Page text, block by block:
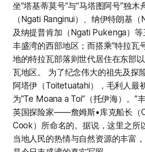
坐”塔基蒂莫号”与”马塔图阿号”独
（Ngati Ranginui）、纳伊特朗基
及纳提普肯加（Ngati Pukenga）
丰盛湾的西部地区；而搭乘”特拉瓦
地的特拉瓦部落则世代居住在东部
瓦地区。 为了纪念伟大的祖先及
阿塔伊（Toitetuatahi），毛利人最
为”Te Moana a Toi”（托伊海）。”
英国探险家——詹姆斯•库克船长（
Cook）所命名的。据说，这里之所
当地人民的热情与自然资源的丰富